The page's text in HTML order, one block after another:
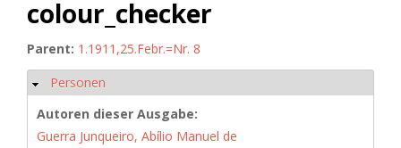
colour_checker
Parent: 1.1911,25.Febr.=Nr. 8
Hide
Personen
Autoren dieser Ausgabe:
Guerra Junqueiro, Abílio Manuel de